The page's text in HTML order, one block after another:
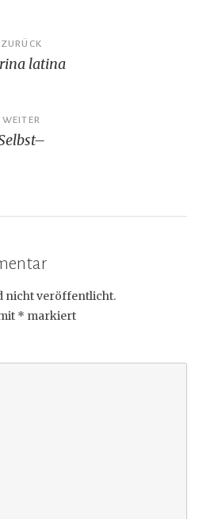
ZURÜCK
latina
WEITER
nicht veröffentlicht.
* markiert